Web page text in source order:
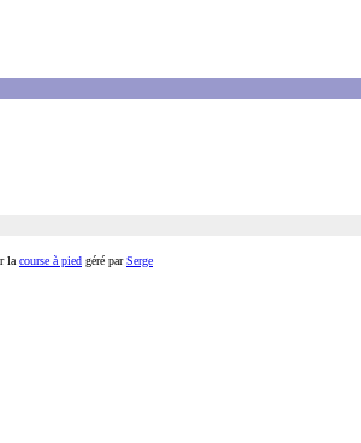
la course à pied géré parSerge